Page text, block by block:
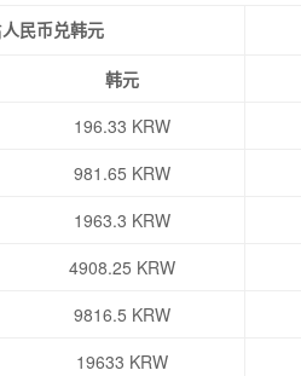
人民币兑韩元
韩元
196.33 KRW
981.65 KRW
1963.3 KRW
4908.25 KRW
9816.5 KRW
19633 KRW